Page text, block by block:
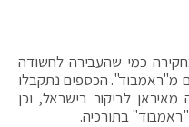
בת 47, עלתה בחקירה כמי שהעבירה לחשודה
מ"ראמבוד". הכספים נתקבלו
לביקור בישראל, וכן
בתורכיה.